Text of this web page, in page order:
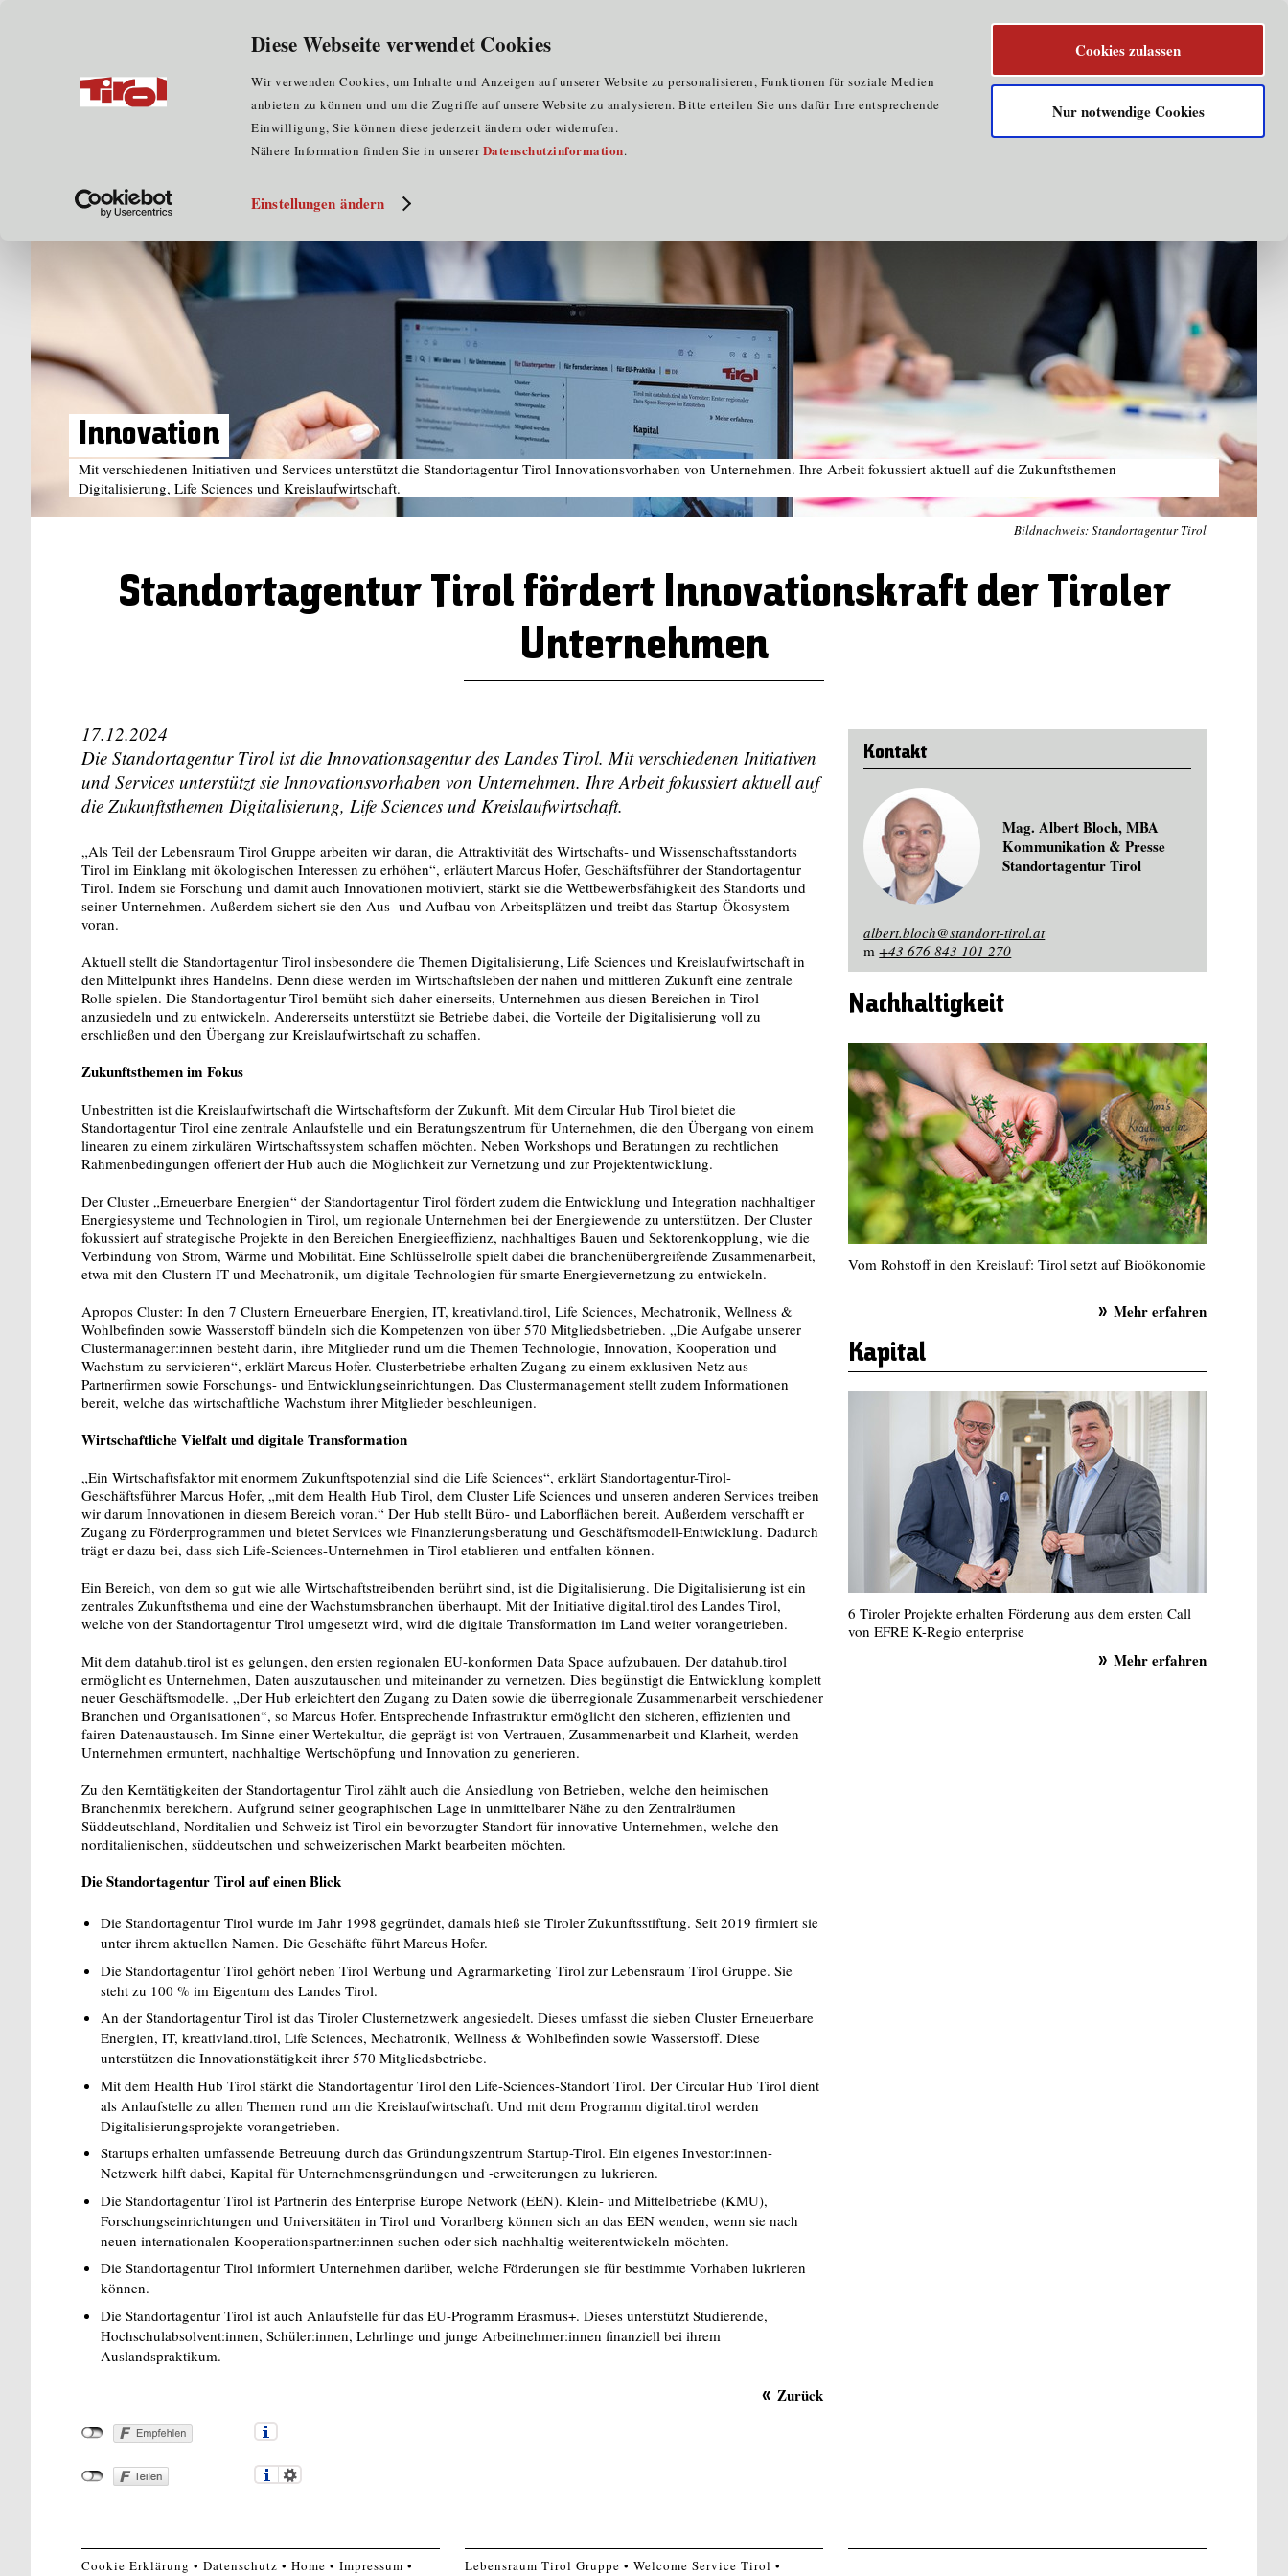
Diese Webseite verwendet Cookies
Wir verwenden Cookies, um Inhalte und Anzeigen auf unserer Website zu personalisieren, Funktionen für soziale Medien
anbieten zu können und um die Zugriffe auf unsere Website zu analysieren. Bitte erteilen Sie uns dafür Ihre entsprechende
Einwilligung, Sie können diese jederzeit ändern oder widerrufen.
Nähere Information finden Sie in unsererDatenschutzinformation.
Einstellungen ändern
Cookies zulassen
Nur notwendige Cookies
Home Newsroom
Bildnachweis: Standortagentur Tirol
Innovation
Mit verschiedenen Initiativen und Services unterstützt die Standortagentur Tirol Innovationsvorhaben von Unternehmen. Ihre Arbeit fokussiert aktuell auf die Zukunftsthemen
Digitalisierung, Life Sciences und Kreislaufwirtschaft.
Standortagentur Tirol fördert Innovationskraft der Tiroler
Unternehmen
17.12.2024
Die Standortagentur Tirol ist die Innovationsagentur des Landes Tirol. Mit verschiedenen Initiativen
und Services unterstützt sie Innovationsvorhaben von Unternehmen. Ihre Arbeit fokussiert aktuell auf
die Zukunftsthemen Digitalisierung, Life Sciences und Kreislaufwirtschaft.
„Als Teil der Lebensraum Tirol Gruppe arbeiten wir daran, die Attraktivität des Wirtschafts- und Wissenschaftsstandorts
Tirol im Einklang mit ökologischen Interessen zu erhöhen“, erläutert Marcus Hofer, Geschäftsführer der Standortagentur
Tirol. Indem sie Forschung und damit auch Innovationen motiviert, stärkt sie die Wettbewerbsfähigkeit des Standorts und
seiner Unternehmen. Außerdem sichert sie den Aus- und Aufbau von Arbeitsplätzen und treibt das Startup-Ökosystem
voran.
Aktuell stellt die Standortagentur Tirol insbesondere die Themen Digitalisierung, Life Sciences und Kreislaufwirtschaft in
den Mittelpunkt ihres Handelns. Denn diese werden im Wirtschaftsleben der nahen und mittleren Zukunft eine zentrale
Rolle spielen. Die Standortagentur Tirol bemüht sich daher einerseits, Unternehmen aus diesen Bereichen in Tirol
anzusiedeln und zu entwickeln. Andererseits unterstützt sie Betriebe dabei, die Vorteile der Digitalisierung voll zu
erschließen und den Übergang zur Kreislaufwirtschaft zu schaffen.
Zukunftsthemen im Fokus
Unbestritten ist die Kreislaufwirtschaft die Wirtschaftsform der Zukunft. Mit dem Circular Hub Tirol bietet die
Standortagentur Tirol eine zentrale Anlaufstelle und ein Beratungszentrum für Unternehmen, die den Übergang von einem
linearen zu einem zirkulären Wirtschaftssystem schaffen möchten. Neben Workshops und Beratungen zu rechtlichen
Rahmenbedingungen offeriert der Hub auch die Möglichkeit zur Vernetzung und zur Projektentwicklung.
Der Cluster „Erneuerbare Energien“ der Standortagentur Tirol fördert zudem die Entwicklung und Integration nachhaltiger
Energiesysteme und Technologien in Tirol, um regionale Unternehmen bei der Energiewende zu unterstützen. Der Cluster
fokussiert auf strategische Projekte in den Bereichen Energieeffizienz, nachhaltiges Bauen und Sektorenkopplung, wie die
Verbindung von Strom, Wärme und Mobilität. Eine Schlüsselrolle spielt dabei die branchenübergreifende Zusammenarbeit,
etwa mit den Clustern IT und Mechatronik, um digitale Technologien für smarte Energievernetzung zu entwickeln.
Apropos Cluster: In den 7 Clustern Erneuerbare Energien, IT, kreativland.tirol, Life Sciences, Mechatronik, Wellness &
Wohlbefinden sowie Wasserstoff bündeln sich die Kompetenzen von über 570 Mitgliedsbetrieben. „Die Aufgabe unserer
Clustermanager:innen besteht darin, ihre Mitglieder rund um die Themen Technologie, Innovation, Kooperation und
Wachstum zu servicieren“, erklärt Marcus Hofer. Clusterbetriebe erhalten Zugang zu einem exklusiven Netz aus
Partnerfirmen sowie Forschungs- und Entwicklungseinrichtungen. Das Clustermanagement stellt zudem Informationen
bereit, welche das wirtschaftliche Wachstum ihrer Mitglieder beschleunigen.
Wirtschaftliche Vielfalt und digitale Transformation
„Ein Wirtschaftsfaktor mit enormem Zukunftspotenzial sind die Life Sciences“, erklärt Standortagentur-Tirol-
Geschäftsführer Marcus Hofer, „mit dem Health Hub Tirol, dem Cluster Life Sciences und unseren anderen Services treiben
wir darum Innovationen in diesem Bereich voran.“ Der Hub stellt Büro- und Laborflächen bereit. Außerdem verschafft er
Zugang zu Förderprogrammen und bietet Services wie Finanzierungsberatung und Geschäftsmodell-Entwicklung. Dadurch
trägt er dazu bei, dass sich Life-Sciences-Unternehmen in Tirol etablieren und entfalten können.
Ein Bereich, von dem so gut wie alle Wirtschaftstreibenden berührt sind, ist die Digitalisierung. Die Digitalisierung ist ein
zentrales Zukunftsthema und eine der Wachstumsbranchen überhaupt. Mit der Initiative digital.tirol des Landes Tirol,
welche von der Standortagentur Tirol umgesetzt wird, wird die digitale Transformation im Land weiter vorangetrieben.
Mit dem datahub.tirol ist es gelungen, den ersten regionalen EU-konformen Data Space aufzubauen. Der datahub.tirol
ermöglicht es Unternehmen, Daten auszutauschen und miteinander zu vernetzen. Dies begünstigt die Entwicklung komplett
neuer Geschäftsmodelle. „Der Hub erleichtert den Zugang zu Daten sowie die überregionale Zusammenarbeit verschiedener
Branchen und Organisationen“, so Marcus Hofer. Entsprechende Infrastruktur ermöglicht den sicheren, effizienten und
fairen Datenaustausch. Im Sinne einer Wertekultur, die geprägt ist von Vertrauen, Zusammenarbeit und Klarheit, werden
Unternehmen ermuntert, nachhaltige Wertschöpfung und Innovation zu generieren.
Zu den Kerntätigkeiten der Standortagentur Tirol zählt auch die Ansiedlung von Betrieben, welche den heimischen
Branchenmix bereichern. Aufgrund seiner geographischen Lage in unmittelbarer Nähe zu den Zentralräumen
Süddeutschland, Norditalien und Schweiz ist Tirol ein bevorzugter Standort für innovative Unternehmen, welche den
norditalienischen, süddeutschen und schweizerischen Markt bearbeiten möchten.
Die Standortagentur Tirol auf einen Blick
Die Standortagentur Tirol wurde im Jahr 1998 gegründet, damals hieß sie Tiroler Zukunftsstiftung. Seit 2019 firmiert sie
unter ihrem aktuellen Namen. Die Geschäfte führt Marcus Hofer.
Die Standortagentur Tirol gehört neben Tirol Werbung und Agrarmarketing Tirol zur Lebensraum Tirol Gruppe. Sie
steht zu 100 % im Eigentum des Landes Tirol.
An der Standortagentur Tirol ist das Tiroler Clusternetzwerk angesiedelt. Dieses umfasst die sieben Cluster Erneuerbare
Energien, IT, kreativland.tirol, Life Sciences, Mechatronik, Wellness & Wohlbefinden sowie Wasserstoff. Diese
unterstützen die Innovationstätigkeit ihrer 570 Mitgliedsbetriebe.
Mit dem Health Hub Tirol stärkt die Standortagentur Tirol den Life-Sciences-Standort Tirol. Der Circular Hub Tirol dient
als Anlaufstelle zu allen Themen rund um die Kreislaufwirtschaft. Und mit dem Programm digital.tirol werden
Digitalisierungsprojekte vorangetrieben.
Startups erhalten umfassende Betreuung durch das Gründungszentrum Startup-Tirol. Ein eigenes Investor:innen-
Netzwerk hilft dabei, Kapital für Unternehmensgründungen und -erweiterungen zu lukrieren.
Die Standortagentur Tirol ist Partnerin des Enterprise Europe Network (EEN). Klein- und Mittelbetriebe (KMU),
Forschungseinrichtungen und Universitäten in Tirol und Vorarlberg können sich an das EEN wenden, wenn sie nach
neuen internationalen Kooperationspartner:innen suchen oder sich nachhaltig weiterentwickeln möchten.
Die Standortagentur Tirol informiert Unternehmen darüber, welche Förderungen sie für bestimmte Vorhaben lukrieren
können.
Die Standortagentur Tirol ist auch Anlaufstelle für das EU-Programm Erasmus+. Dieses unterstützt Studierende,
Hochschulabsolvent:innen, Schüler:innen, Lehrlinge und junge Arbeitnehmer:innen finanziell bei ihrem
Auslandspraktikum.
Zurück
Kontakt
Mag. Albert Bloch, MBA
Kommunikation & Presse
Standortagentur Tirol
albert.bloch@standort-tirol.at
m+43 676 843 101 270
Nachhaltigkeit
Vom Rohstoff in den Kreislauf: Tirol setzt auf Bioökonomie
Mehr erfahren
Kapital
6 Tiroler Projekte erhalten Förderung aus dem ersten Call
von EFRE K-Regio enterprise
Mehr erfahren
Cookie Erklärung Datenschutz Home
Impressum
Lebensraum Tirol Gruppe
Welcome Service Tirol